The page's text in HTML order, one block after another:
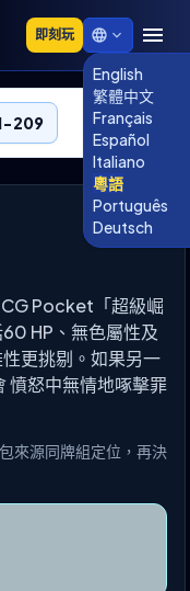
即刻玩
English
繁體中文
Français
Español
Italiano
粵語
Português
Deutsch
209
Pocket「超級崛
HP、無色屬性及
更挑剔。如果另一
憤怒中無情地啄擊罪
來源同牌組定位，再決